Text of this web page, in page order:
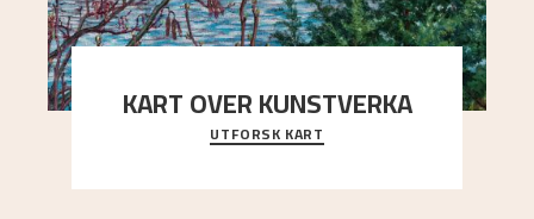
KART OVER KUNSTVERKA
Utforsk stedene og utsiktene i Astrups malerier
UTFORSK KART